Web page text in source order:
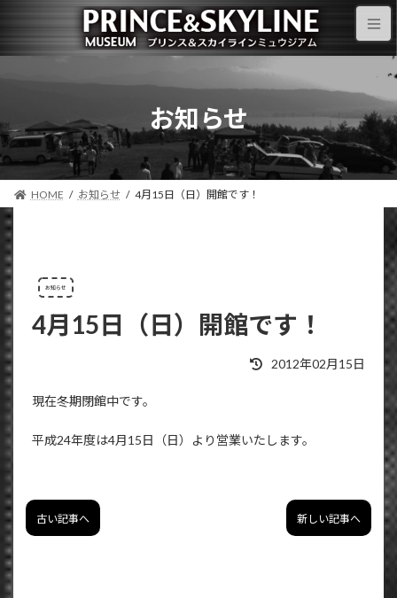
お知らせ
HOME お知らせ 4月15日（日）開館です！
お知らせ
4月15日（日）開館です！
2012年02月15日
現在冬期閉館中です。
平成24年度は4月15日（日）より営業いたします。
古い記事へ 新しい記事へ